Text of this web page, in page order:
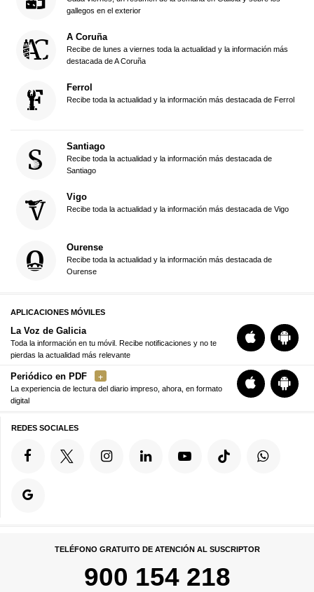
gallegos en el exterior
A Coruña
Recibe de lunes a viernes toda la actualidad y la información más
destacada de A Coruña
Ferrol
Recibe toda la actualidad y la información más destacada de Ferrol
Santiago
Recibe toda la actualidad y la información más destacada de
Santiago
Vigo
Recibe toda la actualidad y la información más destacada de Vigo
Ourense
Recibe toda la actualidad y la información más destacada de
Ourense
APLICACIONES MÓVILES
La Voz de Galicia
Toda la información en tu móvil. Recibe notificaciones y no te
pierdas la actualidad más relevante
Periódico en PDF
La experiencia de lectura del diario impreso, ahora, en formato
digital
REDES SOCIALES
TELÉFONO GRATUITO DE ATENCIÓN AL SUSCRIPTOR
900 154 218